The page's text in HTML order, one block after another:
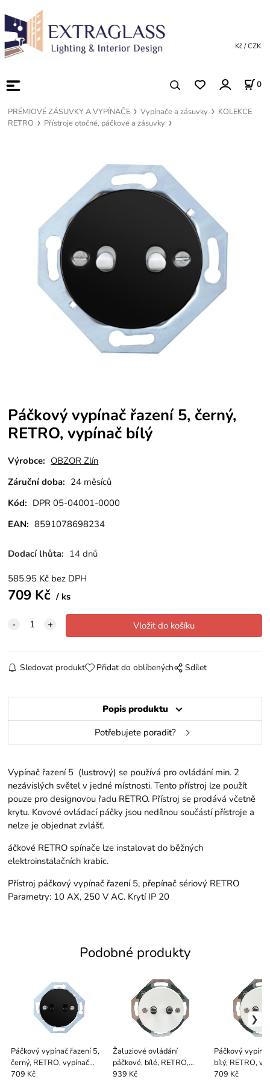
0
Kč / CZK
PRÉMIOVÉ ZÁSUVKY A VYPÍNAČE Vypínače a zásuvky
KOLEKCE
RETRO
Přístroje otočné, páčkové a zásuvky
Páčkový vypínač řazení 5, černý,
RETRO, vypínač bílý
Výrobce: OBZOR Zlín
Záruční doba: 24 měsíců
Kód: DPR 05-04001-0000
EAN: 8591078698234
Dodací lhůta: 14 dnů
585.95 Kč bez DPH
709 Kč ks
Sledovat produkt Přidat do oblíbených Sdílet
Popis produktu
Potřebujete poradit?
Vypínač řazení 5 (lustrový) se používá pro ovládání min. 2
nezávislých světel v jedné místnosti. Tento přístroj lze použít
pouze pro designovou řadu RETRO. Přístroj se prodává včetně
krytu. Kovové ovládací páčky jsou nedílnou součástí přístroje a
nelze je objednat zvlášť.
áčkové RETRO spínače lze instalovat do běžných
elektroinstalačních krabic.
Přístroj páčkový vypínač řazení 5, přepínač sériový RETRO
Parametry: 10 AX, 250 V AC. Krytí IP 20
Podobné produkty
Páčkový vypínač řazení 5,
černý, RETRO, vypínač
černý
709 Kč
Žaluziové ovládání
páčkové, bílé, RETRO,
ovládání patina
939 Kč
Páčkový
bílý, RETRO,
709 Kč